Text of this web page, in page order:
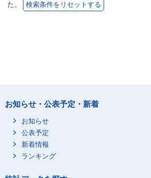
た。
検索条件をリセットする
お知らせ・公表予定・新着
お知らせ
公表予定
新着情報
ランキング